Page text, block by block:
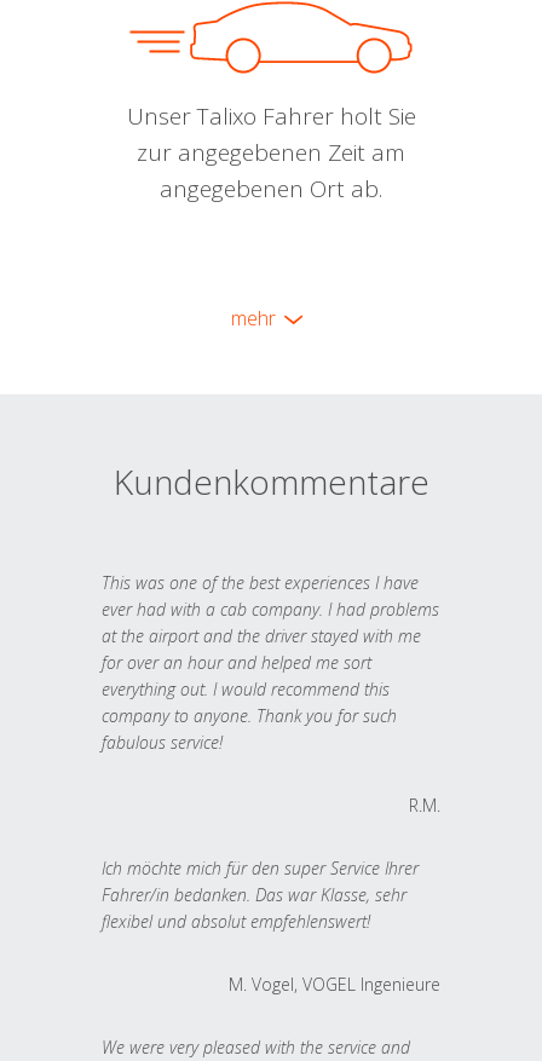
Unser Talixo Fahrer holt Sie
zur angegebenen Zeit am
angegebenen Ort ab.
mehr
Kundenkommentare
This was one of the best experiences I have
ever had with a cab company. I had problems
at the airport and the driver stayed with me
for over an hour and helped me sort
everything out. I would recommend this
company to anyone. Thank you for such
fabulous service!
R.M.
Ich möchte mich für den super Service Ihrer
Fahrer/in bedanken. Das war Klasse, sehr
flexibel und absolut empfehlenswert!
M. Vogel, VOGEL Ingenieure
We were very pleased with the service and